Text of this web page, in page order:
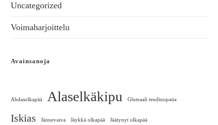
Uncategorized
Voimaharjoittelu
Avainsanoja
Ahdasolkapää Alaselkäkipu Gluteaali tendinopatia
Iskias Jännevaiva Jäykkä olkapää Jäätynyt olkapää